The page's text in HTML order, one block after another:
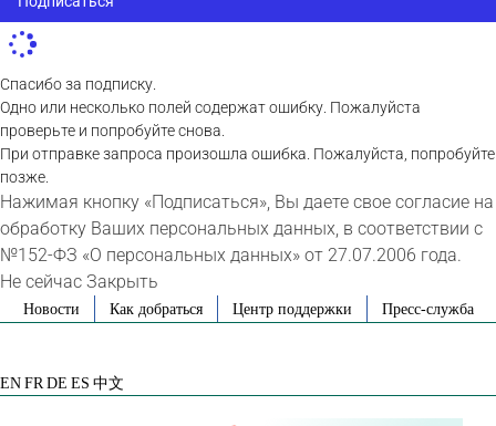
Спасибо за подписку.
Одно или несколько полей содержат ошибку. Пожалуйста
проверьте и попробуйте снова.
При отправке запроса произошла ошибка. Пожалуйста, попробуйте
позже.
Нажимая кнопку «Подписаться», Вы даете свое согласие на
обработку Ваших персональных данных, в соответствии с
№152-ФЗ «О персональных данных» от 27.07.2006 года.
Не сейчас Закрыть
SkipНовости Как добраться Центр поддержки Пресс-служба
EN FR DE ES 中文